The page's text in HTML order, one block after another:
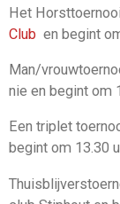
Het
Club en begint
Man/
nie en begint om
Een triplet
begint om 13.30